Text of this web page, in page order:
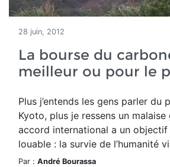
28 juin, 2012
La bourse du
meilleur ou pour le
Plus j’entends les gens parler du
Kyoto, plus je ressens un
accord international a un
louable : la survie de l’humanité
Par : André Bourassa